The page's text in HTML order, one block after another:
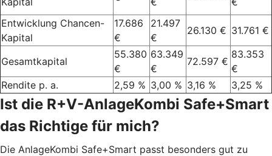
Entwicklung Chancen-
Kapital
17.686
€
21.497
€
26.130 € 31.761 €
Gesamtkapital
55.380
€
63.349
€
72.597 €
83.353
€
Rendite p. a.
2,59 % 3,00 % 3,16 % 3,25 %
Ist die R+V-AnlageKombi Safe+Smart
das Richtige für mich?
Die AnlageKombi Safe+Smart passt besonders gut zu